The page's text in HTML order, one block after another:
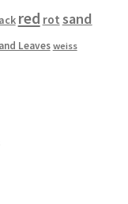
red rot sand
Leaves weiss